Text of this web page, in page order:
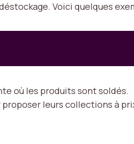
Voici quelques
où les produits sont soldés.
leurs collections à